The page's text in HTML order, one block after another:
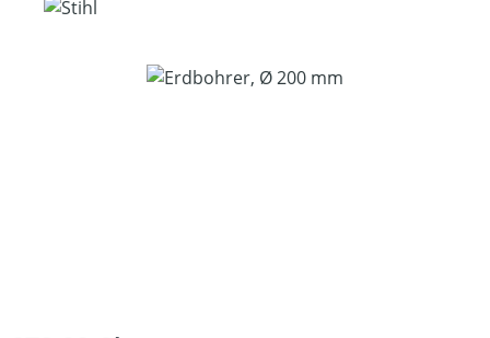
Bildergalerie überspringen